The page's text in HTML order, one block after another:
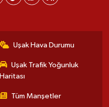
Uşak Hava Durumu
Uşak Trafik Yoğunluk
Haritası
Tüm Manşetler